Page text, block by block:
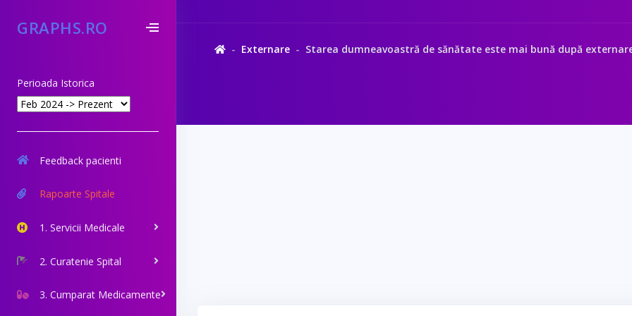
GRAPHS.RO
Perioada Istorica
Feedback pacienti
Rapoarte Spitale
1. Servicii Medicale
2. Curatenie Spital
3. Cumparat Medicamente
Externare Starea dumneavoastră de sănătate este mai bună după